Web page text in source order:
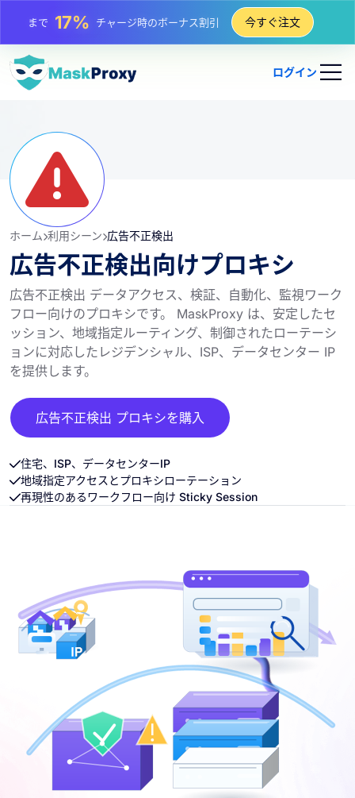
まで25%静的 IP 購入の割引
まで 81%
今すぐ注文
ログイン
ホーム 利用シーン 広告不正検出
広告不正検出向けプロキシ
広告不正検出 データアクセス、検証、自動化、監視ワーク
フロー向けのプロキシです。 MaskProxy は、安定したセ
ッション、地域指定ルーティング、制御されたローテーシ
ョンに対応したレジデンシャル、ISP、データセンター IP
を提供します。
広告不正検出 プロキシを購入
住宅、ISP、データセンターIP
地域指定アクセスとプロキシローテーション
再現性のあるワークフロー向け Sticky Session